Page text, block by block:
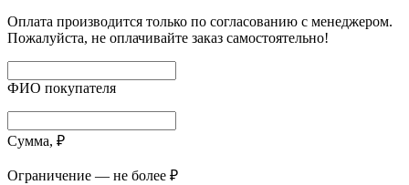
Оплата производится только по согласованию с менеджером.
Пожалуйста, не оплачивайте заказ самостоятельно!
ФИО покупателя
Сумма, ₽
Ограничение — не более ₽